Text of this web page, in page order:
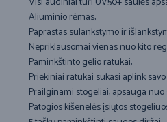
Aliuminio rėmas;
Paprastas sulankstymo ir
Nepriklausomai vienas nuo kito
Paminkštinto gelio ratukai;
Priekiniai ratukai sukasi aplink
Prailginami stogeliai, apsauga nuo
Patogios kišenelės įsiųtos